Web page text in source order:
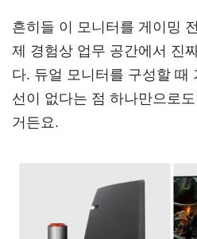
흔히들 이 모니터를 게이밍
제 경험상 업무 공간에서 진
다. 듀얼 모니터를 구성할 때
선이 없다는 점 하나만으로
거든요.